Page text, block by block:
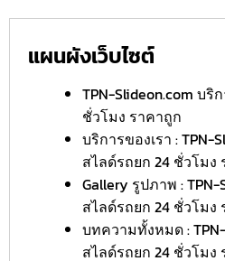
แผนผังเว็บไซต์
TPN-Slideon.com บริ
ชั่วโมง ราคาถูก
บริการของเรา : TPN-
สไลด์รถยก 24 ชั่วโมง
Gallery รูปภาพ :
สไลด์รถยก 24 ชั่วโมง
บทความทั้งหมด :
สไลด์รถยก 24 ชั่วโมง